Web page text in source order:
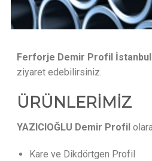
Ferforje Demir Profil İstanbul
ziyaret edebilirsiniz.
ÜRÜNLERİMİZ
YAZICIOĞLU Demir Profil
Kare ve Dikdörtgen Profil